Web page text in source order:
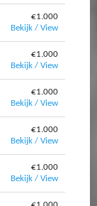
€1.000
Bekijk / View
€1.000
Bekijk / View
€1.000
Bekijk / View
€1.000
Bekijk / View
€1.000
Bekijk / View